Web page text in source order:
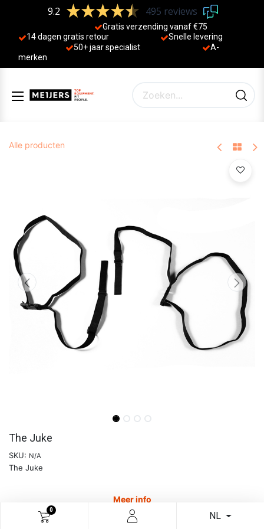
0
NL
9.2 495 reviews
Gratis verzending vanaf €75
14 dagen gratis retour
Sne lle levering
50+ jaar specialist
A-
merken
Alle producten
The Juke
SKU: N/A
The Juke
Meer info
17,85